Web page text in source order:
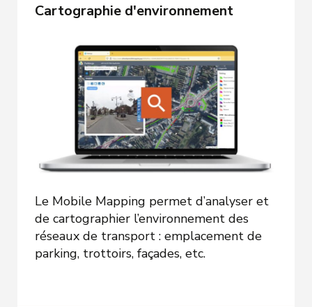
Cartographie d'environnement
Le Mobile Mapping permet d’analyser et
de cartographier l’environnement des
réseaux de transport : emplacement de
parking, trottoirs, façades, etc.